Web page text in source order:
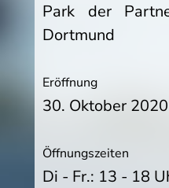
Park der
Dortmund
Eröffnung
30. Oktober 2020
Öffnungszeiten
Di - Fr.: 13 - 18